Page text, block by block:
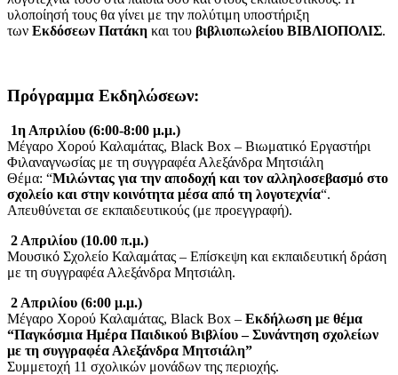
υλοποίησή τους θα γίνει με την πολύτιμη υποστήριξη
των Εκδόσεων Πατάκη και του βιβλιοπωλείου ΒΙΒΛΙΟΠΟΛΙΣ.
Πρόγραμμα Εκδηλώσεων:
1η Απριλίου (6:00-8:00 μ.μ.)
Μέγαρο Χορού Καλαμάτας, Black Box – Βιωματικό Εργαστήρι
Φιλαναγνωσίας με τη συγγραφέα Αλεξάνδρα Μητσιάλη
Θέμα: “Μιλώντας για την αποδοχή και τον αλληλοσεβασμό στο
σχολείο και στην κοινότητα μέσα από τη λογοτεχνία“.
Απευθύνεται σε εκπαιδευτικούς (με προεγγραφή).
2 Απριλίου (10.00 π.μ.)
Μουσικό Σχολείο Καλαμάτας – Επίσκεψη και εκπαιδευτική δράση
με τη συγγραφέα Αλεξάνδρα Μητσιάλη.
2 Απριλίου (6:00 μ.μ.)
Μέγαρο Χορού Καλαμάτας, Black Box – Εκδήλωση με θέμα
“Παγκόσμια Ημέρα Παιδικού Βιβλίου – Συνάντηση σχολείων
με τη συγγραφέα Αλεξάνδρα Μητσιάλη”
Συμμετοχή 11 σχολικών μονάδων της περιοχής.